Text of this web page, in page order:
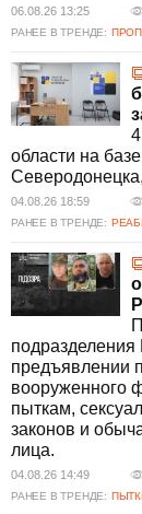
военным объектам
использованием
подвергают
Какая ситуация
В Северодонецке
снести не менее 79
Это решение
множество людей
жизни в ближайшее
Общество
стороны
гражданству
контроля в
местного
Каковы
Луганской
Топливный кризис
привел к
поставок хлеба в
из причин
сказывается на
Какая ситуация с
06.08.26 13:25
РАНЕЕ В ТРЕНДЕ:
области на
04.08.26 18:59
РАНЕЕ В ТРЕНДЕ:
предъявлении
вооруженного
пыткам,
законов и
лица.
04.08.26 14:49
РАНЕЕ В ТРЕНДЕ: